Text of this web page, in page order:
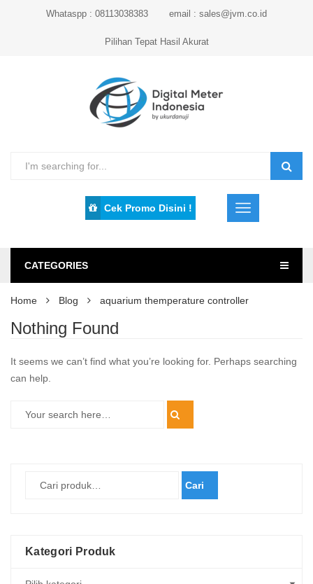
Whataspp : 08113038383 email : sales@jvm.co.id
Pilihan Tepat Hasil Akurat
Cek Promo Disini !
CATEGORIES
Home Blog aquarium themperature controller
Nothing Found
It seems we can’t find what you’re looking for. Perhaps searching
can help.
Cari
Kategori Produk